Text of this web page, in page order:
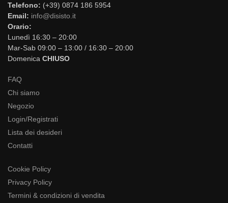
Telefono: (+39) 0874 186 5954
Email: info@disisto.it
Orario:
Lunedì 16:30 – 20:00
Mar-Sab 09:00 – 13:00 / 16:30 – 20:00
Domenica CHIUSO
FAQ
Chi siamo
Negozio
Login/Registrati
Lista dei desideri
Contatti
Cookie Policy
Privacy Policy
Termini & condizioni di vendita